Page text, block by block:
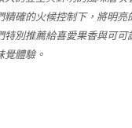
精確的火候控制下，將明亮
特別推薦給喜愛果香與可可
覺體驗。